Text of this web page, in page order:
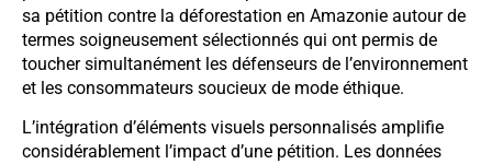
sa pétition contre la déforestation en Amazonie autour de
termes soigneusement sélectionnés qui ont permis de
toucher simultanément les défenseurs de l’environnement
et les consommateurs soucieux de mode éthique.
L’intégration d’éléments visuels personnalisés amplifie
considérablement l’impact d’une pétition. Les données